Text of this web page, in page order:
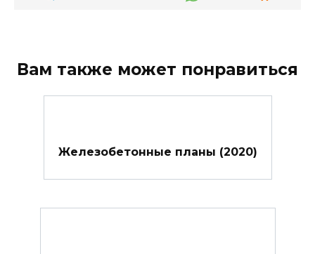
Вам также может понравиться
Железобетонные планы (2020)